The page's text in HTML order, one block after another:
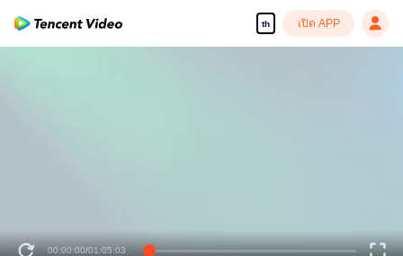
th เปิด APP
00:00:00/01:05:03